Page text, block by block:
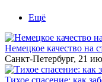
Ещё
Немецкое качество на
Санкт-Петербург, 21